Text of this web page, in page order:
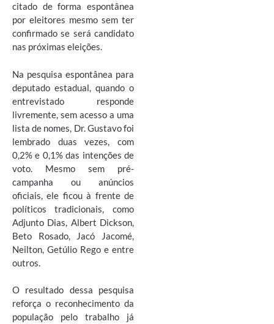
citado de forma espontânea
por eleitores mesmo sem ter
confirmado se será candidato
nas próximas eleições.
Na pesquisa espontânea para
deputado estadual, quando o
entrevistado responde
livremente, sem acesso a uma
lista de nomes, Dr. Gustavo foi
lembrado duas vezes, com
0,2% e 0,1% das intenções de
voto. Mesmo sem pré-
campanha ou anúncios
oficiais, ele ficou à frente de
políticos tradicionais, como
Adjunto Dias, Albert Dickson,
Beto Rosado, Jacó Jacomé,
Neilton, Getúlio Rego e entre
outros.
O resultado dessa pesquisa
reforça o reconhecimento da
população pelo trabalho já